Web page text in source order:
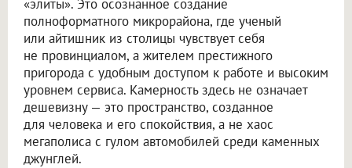
«элиты». Это осознанное создание
полноформатного микрорайона, где ученый
или айтишник из столицы чувствует себя
не провинциалом, а жителем престижного
пригорода с удобным доступом к работе и высоким
уровнем сервиса. Камерность здесь не означает
дешевизну — это пространство, созданное
для человека и его спокойствия, а не хаос
мегаполиса с гулом автомобилей среди каменных
джунглей.